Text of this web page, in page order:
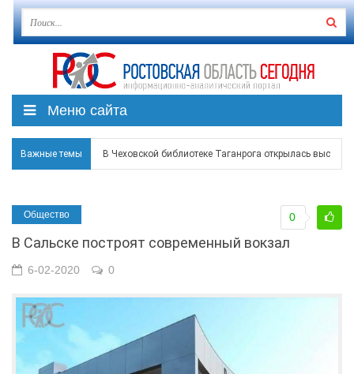
Меню сайта
Важные темы В Чеховской библиотеке Таганрога открылась
Среди детей, ставших жертвами вражеской атаки в
Около 150 беспилотников прошедшей ночью
Общество
В Сальске построят современный вокзал
0
6-02-2020 0